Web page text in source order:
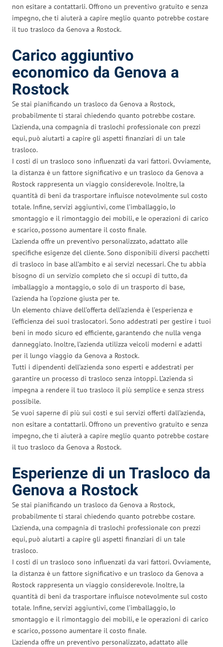
non esitare a contattarli. Offrono un preventivo gratuito e senza
impegno, che ti aiuterà a capire meglio quanto potrebbe costare
il tuo trasloco da Genova a Rostock.
Carico aggiuntivo
economico da Genova a
Rostock
Se stai pianificando un trasloco da Genova a Rostock,
probabilmente ti starai chiedendo quanto potrebbe costare.
L’azienda, una compagnia di traslochi professionale con prezzi
equi, può aiutarti a capire gli aspetti finanziari di un tale
trasloco.
I costi di un trasloco sono influenzati da vari fattori. Ovviamente,
la distanza è un fattore significativo e un trasloco da Genova a
Rostock rappresenta un viaggio considerevole. Inoltre, la
quantità di beni da trasportare influisce notevolmente sul costo
totale. Infine, servizi aggiuntivi, come l’imballaggio, lo
smontaggio e il rimontaggio dei mobili, e le operazioni di carico
e scarico, possono aumentare il costo finale.
L’azienda offre un preventivo personalizzato, adattato alle
specifiche esigenze del cliente. Sono disponibili diversi pacchetti
di trasloco in base all’ambito e ai servizi necessari. Che tu abbia
bisogno di un servizio completo che si occupi di tutto, da
imballaggio a montaggio, o solo di un trasporto di base,
l’azienda ha l’opzione giusta per te.
Un elemento chiave dell’offerta dell’azienda è l’esperienza e
l’efficienza dei suoi traslocatori. Sono addestrati per gestire i tuoi
beni in modo sicuro ed efficiente, garantendo che nulla venga
danneggiato. Inoltre, l’azienda utilizza veicoli moderni e adatti
per il lungo viaggio da Genova a Rostock.
Tutti i dipendenti dell’azienda sono esperti e addestrati per
garantire un processo di trasloco senza intoppi. L’azienda si
impegna a rendere il tuo trasloco il più semplice e senza stress
possibile.
Se vuoi saperne di più sui costi e sui servizi offerti dall’azienda,
non esitare a contattarli. Offrono un preventivo gratuito e senza
impegno, che ti aiuterà a capire meglio quanto potrebbe costare
il tuo trasloco da Genova a Rostock.
Esperienze di un Trasloco da
Genova a Rostock
Se stai pianificando un trasloco da Genova a Rostock,
probabilmente ti starai chiedendo quanto potrebbe costare.
L’azienda, una compagnia di traslochi professionale con prezzi
equi, può aiutarti a capire gli aspetti finanziari di un tale
trasloco.
I costi di un trasloco sono influenzati da vari fattori. Ovviamente,
la distanza è un fattore significativo e un trasloco da Genova a
Rostock rappresenta un viaggio considerevole. Inoltre, la
quantità di beni da trasportare influisce notevolmente sul costo
totale. Infine, servizi aggiuntivi, come l’imballaggio, lo
smontaggio e il rimontaggio dei mobili, e le operazioni di carico
e scarico, possono aumentare il costo finale.
L’azienda offre un preventivo personalizzato, adattato alle